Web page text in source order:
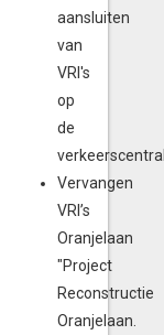
aansluiten
van
VRI's
op
de
Vervangen
VRI’s
Oranjelaan
"Project
Reconstructie
Oranjelaan.